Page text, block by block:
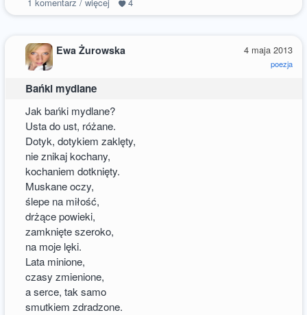
4 maja 2013
poezja
Ewa Żurowska
Bańki mydlane
Jak bańki mydlane?
Usta do ust, różane.
Dotyk, dotykiem zaklęty,
nie znikaj kochany,
kochaniem dotknięty.
Muskane oczy,
ślepe na miłość,
drżące powieki,
zamknięte szeroko,
na moje lęki.
Lata minione,
czasy zmienione,
a serce, tak samo
smutkiem zdradzone.